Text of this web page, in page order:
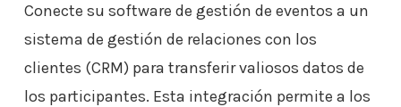
Conecte su software de gestión de eventos a un
sistema de gestión de relaciones con los
clientes (CRM) para transferir valiosos datos de
los participantes. Esta integración permite a los